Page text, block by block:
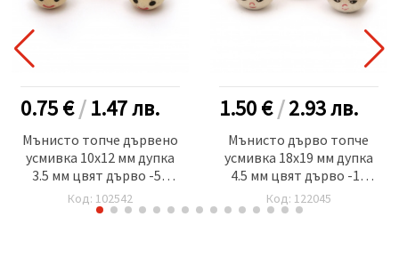
0.75 €/1.47лв.
Мънисто топче дървено
усмивка 10x12 мм дупка
3.5 мм цвят дърво -50
броя
Код: 102542
1.50 €/2.93лв.
Мънисто дърво топче
усмивка 18x19 мм дупка
4.5 мм цвят дърво -10
броя
Код: 122045